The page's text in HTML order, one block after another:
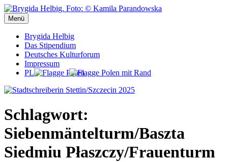
Zum
Inhalt
springen
Stadtschreiberin Stettin/Szczecin 2025
Stadtschreiberin Stettin/Szczecin 2025
Menü
Brygida Helbig
Das Stipendium
Deutsches Kulturforum
Impressum
PL
Schlagwort:
Siebenmäntelturm/Baszta
Siedmiu Płaszczy/Frauenturm